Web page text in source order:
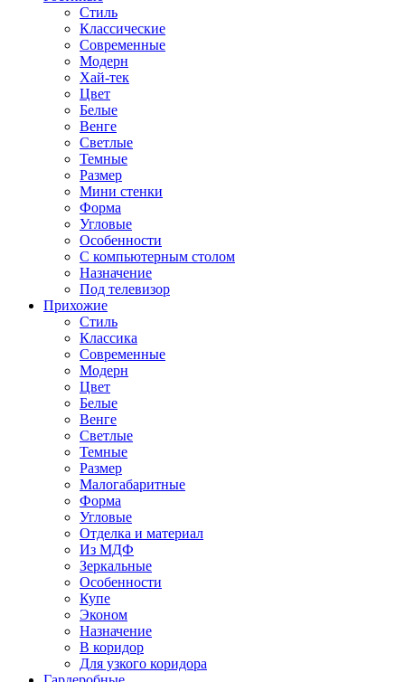
Стиль
Классические
Современные
Модерн
Хай-тек
Цвет
Белые
Венге
Светлые
Темные
Размер
Мини стенки
Форма
Угловые
Особенности
С компьютерным столом
Назначение
Под телевизор
Прихожие
Стиль
Классика
Современные
Модерн
Цвет
Белые
Венге
Светлые
Темные
Размер
Малогабаритные
Форма
Угловые
Отделка и материал
Из МДФ
Зеркальные
Особенности
Купе
Эконом
Назначение
В коридор
Для узкого коридора